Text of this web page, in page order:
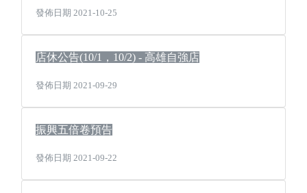
發佈日期 2021-10-25
店休公告(10/1，10/2) - 高雄自強店
發佈日期 2021-09-29
振興五倍卷預告
發佈日期 2021-09-22